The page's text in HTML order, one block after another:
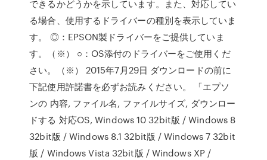
できるかどうかを示しています。また、対応してい
る場合、使用するドライバーの種別を表示していま
す。 ◎：EPSON製ドライバーをご提供していま
す。（※） ○：OS添付のドライバーをご使用くだ
さい。（※） 2015年7月29日 ダウンロードの前に
下記使用許諾書を必ずお読みください。 「エプソ
ンの 内容, ファイル名, ファイルサイズ, ダウンロー
ドする 対応OS, Windows 10 32bit版 / Windows 8
32bit版 / Windows 8.1 32bit版 / Windows 7 32bit
版 / Windows Vista 32bit版 / Windows XP /